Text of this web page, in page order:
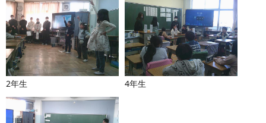
2年生 4年生